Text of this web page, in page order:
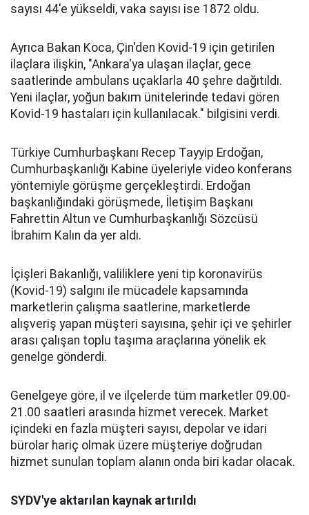
sayısı 44'e yükseldi, vaka sayısı ise 1872 oldu.
Ayrıca Bakan Koca, Çin'den Kovid-19 için getirilen
ilaçlara ilişkin, "Ankara'ya ulaşan ilaçlar, gece
saatlerinde ambulans uçaklarla 40 şehre dağıtıldı.
Yeni ilaçlar, yoğun bakım ünitelerinde tedavi gören
Kovid-19 hastaları için kullanılacak." bilgisini verdi.
Türkiye Cumhurbaşkanı Recep Tayyip Erdoğan,
Cumhurbaşkanlığı Kabine üyeleriyle video konferans
yöntemiyle görüşme gerçekleştirdi. Erdoğan
başkanlığındaki görüşmede, İletişim Başkanı
Fahrettin Altun ve Cumhurbaşkanlığı Sözcüsü
İbrahim Kalın da yer aldı.
İçişleri Bakanlığı, valiliklere yeni tip koronavirüs
(Kovid-19) salgını ile mücadele kapsamında
marketlerin çalışma saatlerine, marketlerde
alışveriş yapan müşteri sayısına, şehir içi ve şehirler
arası çalışan toplu taşıma araçlarına yönelik ek
genelge gönderdi.
Genelgeye göre, il ve ilçelerde tüm marketler 09.00-
21.00 saatleri arasında hizmet verecek. Market
içindeki en fazla müşteri sayısı, depolar ve idari
bürolar hariç olmak üzere müşteriye doğrudan
hizmet sunulan toplam alanın onda biri kadar olacak.
SYDV'ye aktarılan kaynak artırıldı